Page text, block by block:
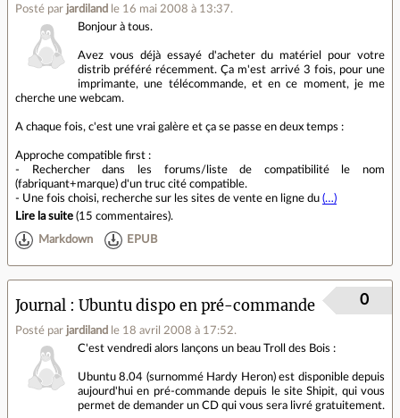
Posté par jardiland le 16 mai 2008 à 13:37.
Bonjour à tous.
Avez vous déjà essayé d'acheter du matériel pour votre
distrib préféré récemment. Ça m'est arrivé 3 fois, pour une
imprimante, une télécommande, et en ce moment, je me
cherche une webcam.
A chaque fois, c'est une vrai galère et ça se passe en deux temps :
Approche compatible first :
- Rechercher dans les forums/liste de compatibilité le nom
(fabriquant+marque) d'un truc cité compatible.
- Une fois choisi, recherche sur les sites de vente en ligne du (…)
Lire la suite (15 commentaires).
Markdown EPUB
Journal Ubuntu dispo en pré-commande
Posté par jardiland le 18 avril 2008 à 17:52.
0
C'est vendredi alors lançons un beau Troll des Bois :
Ubuntu 8.04 (surnommé Hardy Heron) est disponible depuis
aujourd'hui en pré-commande depuis le site Shipit, qui vous
permet de demander un CD qui vous sera livré gratuitement.